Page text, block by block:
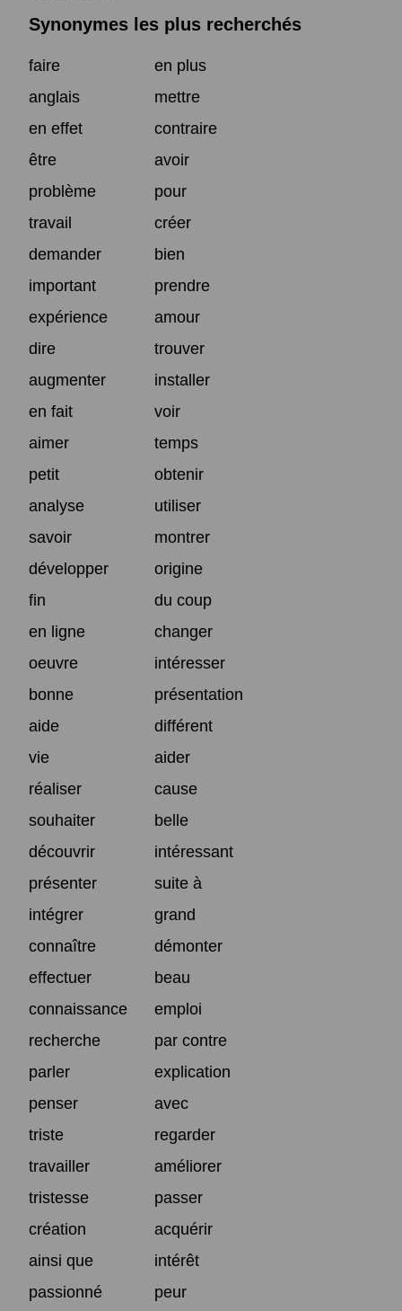
Synonymes les plus recherchés
faire
en plus
anglais
mettre
en effet
contraire
être
avoir
problème
pour
travail
créer
demander
bien
important
prendre
expérience
amour
dire
trouver
augmenter
installer
en fait
voir
aimer
temps
petit
obtenir
analyse
utiliser
savoir
montrer
développer
origine
fin
du coup
en ligne
changer
oeuvre
intéresser
bonne
présentation
aide
différent
vie
aider
réaliser
cause
souhaiter
belle
découvrir
intéressant
présenter
suite à
intégrer
grand
connaître
démonter
effectuer
beau
connaissance
emploi
recherche
par contre
parler
explication
penser
avec
triste
regarder
travailler
améliorer
tristesse
passer
création
acquérir
ainsi que
intérêt
passionné
peur